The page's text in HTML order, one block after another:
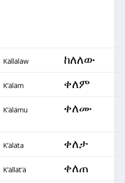
Källäläw ከለለው
K’äläm ቀለም
K’älämu ቀለሙ
K’äläta ቀለታ
K’ällät’ä ቀለጠ